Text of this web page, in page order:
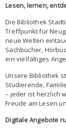
Lesen, lernen,
Die Bibliothek
Treffpunkt für
neue Welten
Sachbücher,
ein vielfältiges
Unsere Bibliothek
Studierende,
– jeder ist herzlich
Freude am Lesen
Digitale Angebote